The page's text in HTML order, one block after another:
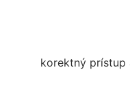
korektný prístup